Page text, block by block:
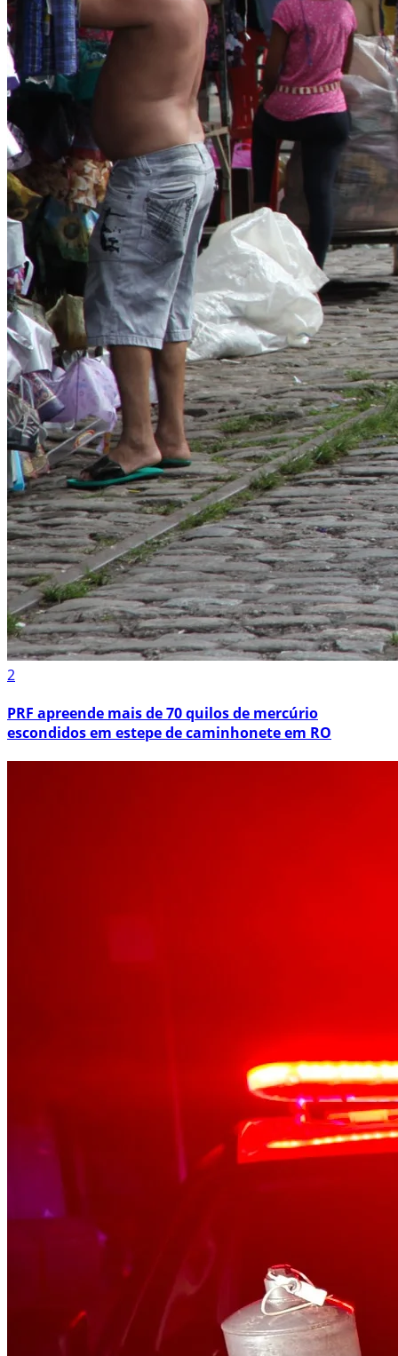
2
PRF apreende mais de 70 quilos de mercúrio
escondidos em estepe de caminhonete em RO